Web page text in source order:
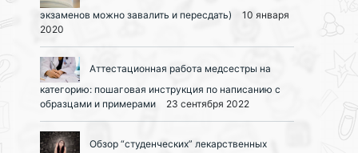
экзаменов можно завалить и пересдать)
10 января
2020
Аттестационная работа медсестры на
категорию: пошаговая инструкция по написанию с
образцами и примерами
23 сентября 2022
Обзор “студенческих” лекарственных